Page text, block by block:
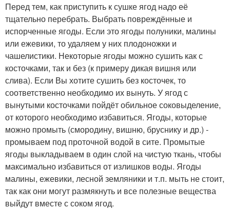
Перед тем, как приступить к сушке ягод надо её
тщательно перебрать. Выбрать повреждённые и
испорченные ягоды. Если это ягоды полуники, малины
или ежевики, то удаляем у них плодоножки и
чашелистики. Некоторые ягоды можно сушить как с
косточками, так и без (к примеру дикая вишня или
слива). Если Вы хотите сушить без косточек, то
соответственно необходимо их вынуть. У ягод с
вынутыми косточками пойдёт обильное соковыделение,
от которого необходимо избавиться. Ягоды, которые
можно промыть (смородину, вишню, бруснику и др.) -
промываем под проточной водой в сите. Промытые
ягоды выкладываем в один слой на чистую ткань, чтобы
максимально избавиться от излишков воды. Ягоды
малины, ежевики, лесной земляники и т.п. мыть не стоит,
так как они могут размякнуть и все полезные вещества
выйдут вместе с соком ягод.